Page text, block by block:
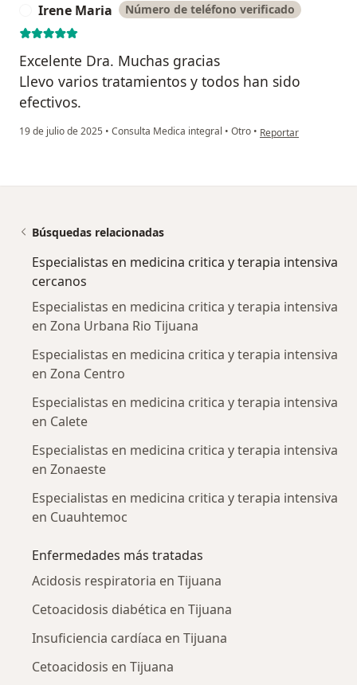
Irene Maria Número de teléfono verificado
Excelente Dra. Muchas gracias
Llevo varios tratamientos y todos han sido
efectivos.
19 de julio de 2025 • Consulta Medica integral • Otro • en opinión del
Reportar
Búsquedas relacionadas
Especialistas en medicina critica y terapia intensiva
cercanos
Especialistas en medicina critica y terapia intensiva
en Zona Urbana Rio Tijuana
Especialistas en medicina critica y terapia intensiva
en Zona Centro
Especialistas en medicina critica y terapia intensiva
en Calete
Especialistas en medicina critica y terapia intensiva
en Zonaeste
Especialistas en medicina critica y terapia intensiva
en Cuauhtemoc
Enfermedades más tratadas
Acidosis respiratoria en Tijuana
Cetoacidosis diabética en Tijuana
Insuficiencia cardíaca en Tijuana
Cetoacidosis en Tijuana